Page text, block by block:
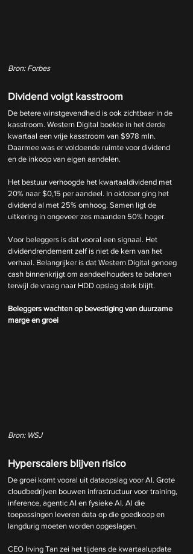
Bron: Forbes
Dividend volgt kasstroom
De betere winstgevendheid is ook zichtbaar in de
kasstroom. Western Digital boekte in het derde
kwartaal een vrije kasstroom van $978 mln.
Daarmee was er voldoende ruimte voor dividend
en de inkoop van eigen aandelen.
Het bestuur verhoogde het kwartaaldividend met
20% naar $0,15 per aandeel. In oktober ging het
dividend al met 25% omhoog. Samen ligt de
uitkering in ongeveer zes maanden 50% hoger.
Voor beleggers is dat vooral een signaal. Het
dividendrendement zelf is niet de kern van het
verhaal. Belangrijker is dat Western Digital genoeg
cash binnenkrijgt om aandeelhouders te belonen
terwijl de vraag naar HDD opslag sterk blijft.
Beleggers wachten op bevestiging van duurzame
marge en groei
Bron: WSJ
Hyperscalers blijven risico
De groei komt vooral uit dataopslag voor AI. Grote
cloudbedrijven bouwen infrastructuur voor training,
inference, agentic AI en fysieke AI. Al die
toepassingen leveren data op die goedkoop en
langdurig moeten worden opgeslagen.
CEO Irving Tan zei het tijdens de kwartaalupdate